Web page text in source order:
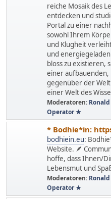
reiche Mosaik des
entdecken und
Portal zu einer
sowohl Ihrem
und Klugheit
und
bloss zu existieren,
einer aufbauenden,
gegenüber der
einer Welt des
Moderatoren:
Operator ★
* Bodhie*in:
bodhiein.eu:
Website. 🪶
hoffe, dass Ihnen/
Lebensmut und
Moderatoren:
Operator ★